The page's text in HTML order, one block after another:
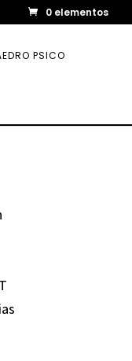
0 elementos
PSICO